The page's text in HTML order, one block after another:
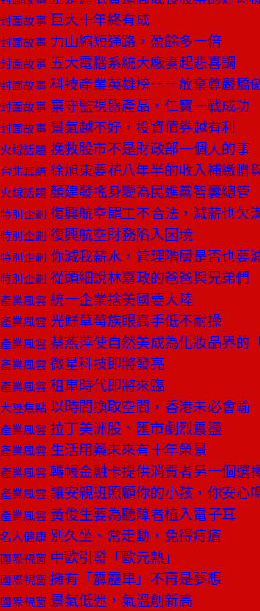
封面故事 巨大十年終有成
封面故事 力山縮短通路，盈餘多一倍
封面故事 五大電腦系統大廠奏起悲喜調
封面故事 科技產業英雄榜－－放棄尊嚴驕
封面故事 棄守監視器產品，仁寶一戰成功
封面故事 景氣越不好，投資債券越有利
火線話題 挽救股市不是財政部一個人的事
台北耳語 徐旭東要花八年半的收入補繳贈
火線話題 顏建發搖身變為民進黨智囊總管
特別企劃 復興航空罷工不合法，減薪也欠
特別企劃 復興航空財務陷入困境
特別企劃 你減我薪水，管理階層是否也要
特別企劃 從頭細說林嘉政的爸爸與兄弟們
產業風雲 統一企業捨美國要大陸
產業風雲 光鮮草莓族眼高手低不耐操
產業風雲 蔡燕萍使自然美成為化妝品界的
產業風雲 微星科技即將發亮
產業風雲 租車時代即將來臨
大陸焦點 以時間換取空間，香港未必會輸
產業風雲 拉丁美洲股、匯市劇烈震盪
產業風雲 生活用藥未來有十年榮景
產業風雲 轉帳金融卡提供消費者另一個選
產業風雲 讓安親班照顧你的小孩，你安心
產業風雲 黃俊生要為聽障者植入電子耳
名人健康 別久坐、常走動，免得痔瘡
國際視窗 中歐引發「歐元熱」
國際視窗 擁有「霹靂車」不再是夢想
國際視窗 景氣低迷，氣溫創新高